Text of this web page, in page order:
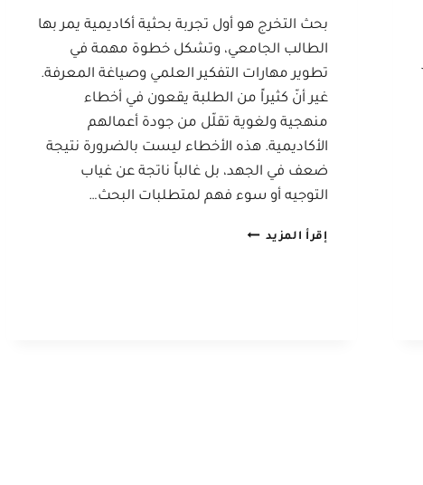
بحث التخرج هو أول تجربة بحثية أكاديمية يمر بها
الطالب الجامعي، وتشكل خطوة مهمة في
تطوير مهارات التفكير العلمي وصياغة المعرفة.
غير أنّ كثيراً من الطلبة يقعون في أخطاء
منهجية ولغوية تقلّل من جودة أعمالهم
الأكاديمية. هذه الأخطاء ليست بالضرورة نتيجة
ضعف في الجهد، بل غالباً ناتجة عن غياب
التوجيه أو سوء فهم لمتطلبات البحث…
إقرأ المزيد الأخطاء